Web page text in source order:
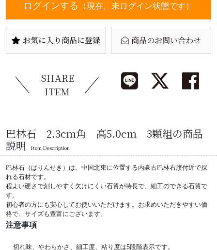
ログインする （現在、未ログイン状態です）
お気に入り商品に登録 商品のお問い合わせ
SHARE
ITEM
巴林石 2.3cm角 高5.0cm 3顆組の商品
説明
Item Description
巴林石（ぱりんせき）は、中国北東に位置する内豪古巴林右旗付近で採
れる石材です。
程よい硬さで刻しやすく欠けにくい石質が特長で、細工のできる石質で
す。
初心者の方にも安心してお使いいただけます。お求めいただきやすい価
格で、サイズも豊富にございます。
注意事項
切れ味、やわらかさ、細工度、粘り度は5段階表示です。